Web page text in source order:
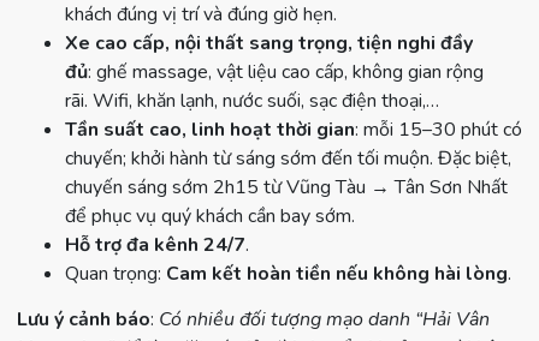
khách đúng vị trí và đúng giờ hẹn.
Xe cao cấp, nội thất sang trọng, tiện nghi đầy
đủ: ghế massage, vật liệu cao cấp, không gian rộng
rãi. Wifi, khăn lạnh, nước suối, sạc điện thoại,…
Tần suất cao, linh hoạt thời gian: mỗi 15–30 phút có
chuyến; khởi hành từ sáng sớm đến tối muộn. Đặc biệt,
chuyến sáng sớm 2h15 từ Vũng Tàu → Tân Sơn Nhất
để phục vụ quý khách cần bay sớm.
Hỗ trợ đa kênh 24/7.
Quan trọng: Cam kết hoàn tiền nếu không hài lòng.
Lưu ý cảnh báo: Có nhiều đối tượng mạo danh “Hải Vân